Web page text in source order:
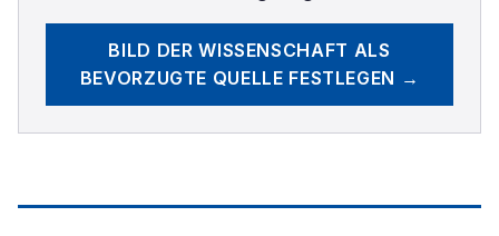
BILD DER WISSENSCHAFT ALS
BEVORZUGTE QUELLE FESTLEGEN →